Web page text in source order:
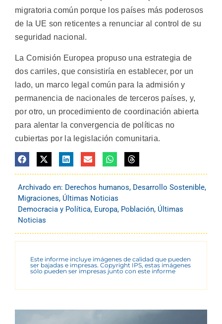
migratoria común porque los países más poderosos
de la UE son reticentes a renunciar al control de su
seguridad nacional.
La Comisión Europea propuso una estrategia de
dos carriles, que consistiría en establecer, por un
lado, un marco legal común para la admisión y
permanencia de nacionales de terceros países, y,
por otro, un procedimiento de coordinación abierta
para alentar la convergencia de políticas no
cubiertas por la legislación comunitaria.
Archivado en: Derechos humanos, Desarrollo Sostenible,
Migraciones, Últimas Noticias
Democracia y Política, Europa, Población, Últimas
Noticias
Este informe incluye imágenes de calidad que pueden
ser bajadas e impresas. Copyright IPS, estas imágenes
sólo pueden ser impresas junto con este informe